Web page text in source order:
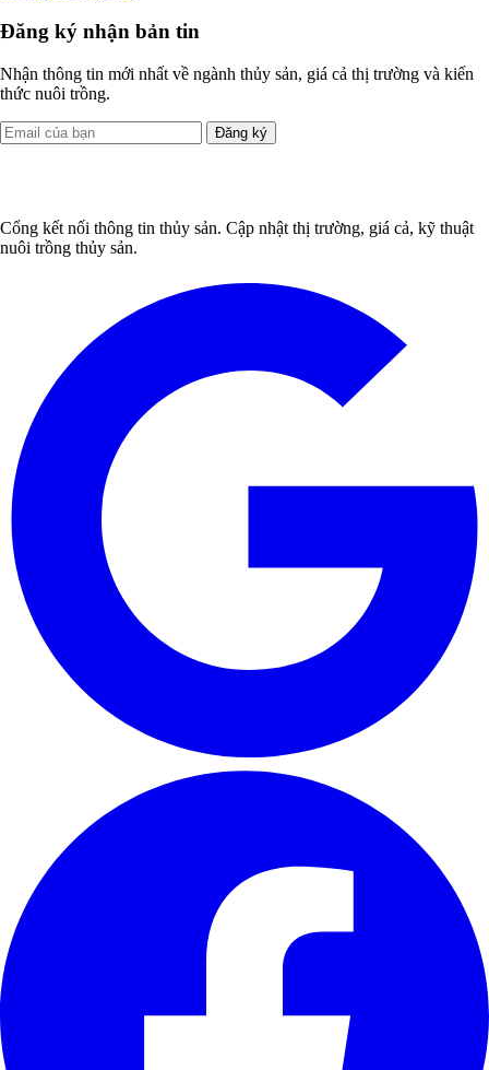
Đăng ký nhận bản tin
Nhận thông tin mới nhất về ngành thủy sản, giá cả thị trường và kiến
thức nuôi trồng.
Đăng ký
Cổng kết nối thông tin thủy sản. Cập nhật thị trường, giá cả, kỹ thuật
nuôi trồng thủy sản.